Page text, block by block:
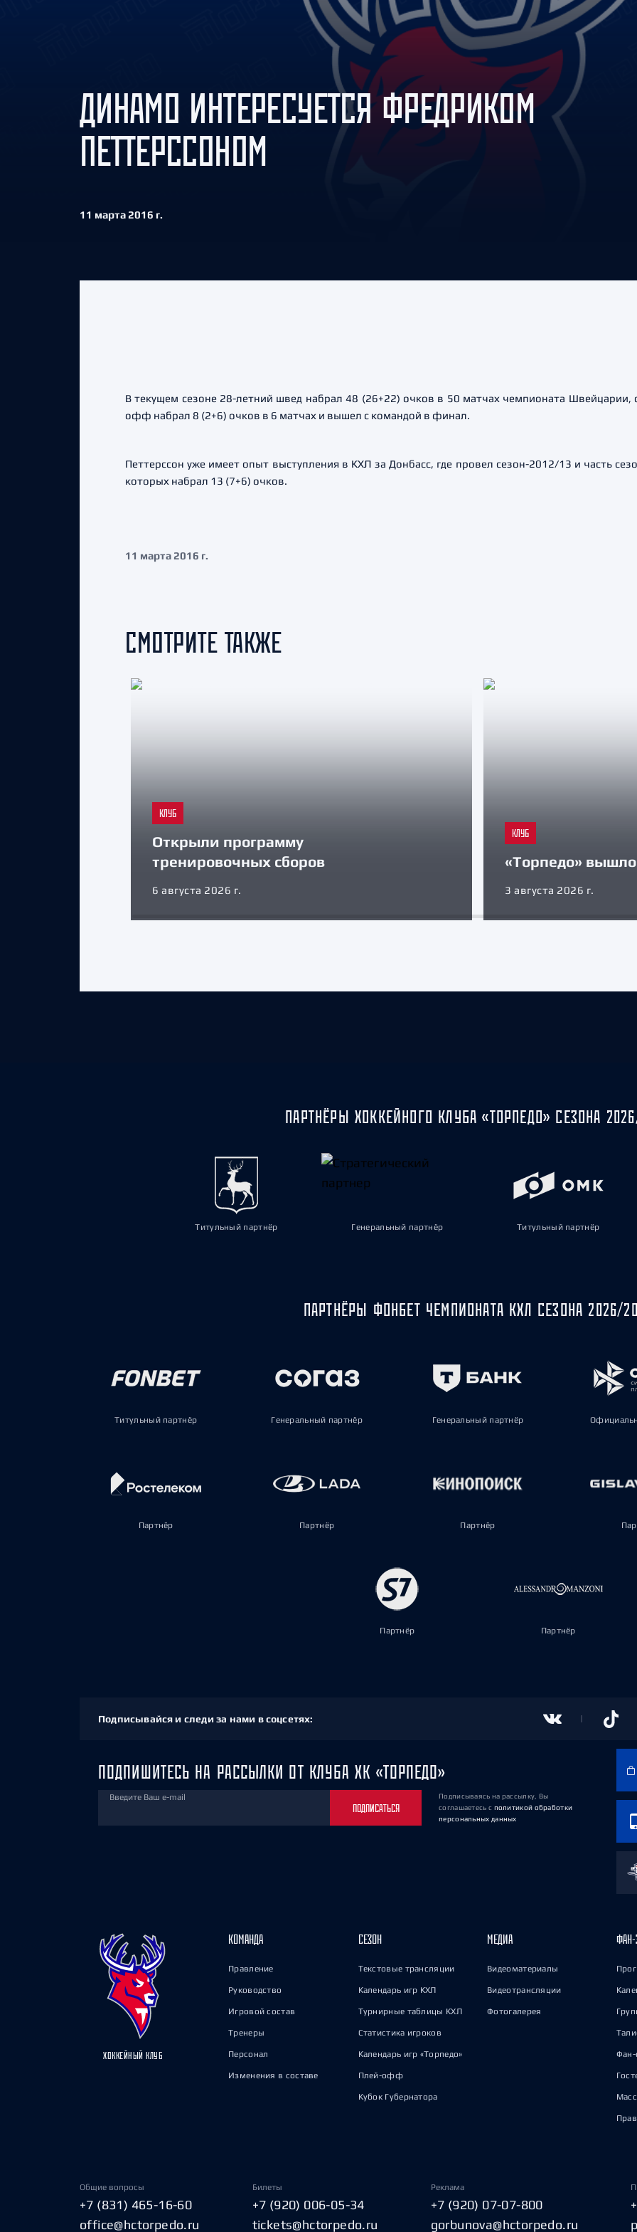
Амур
Барыс
Салават Юлаев
Сибирь
ДИНАМО ИНТЕРЕСУЕТСЯ ФРЕДРИКОМ
ПЕТТЕРССОНОМ
11 марта 2016 г.
В текущем сезоне 28-летний швед набрал 48 (26+22) очков в 50 матчах чемпионата Швейцарии,
офф набрал 8 (2+6) очков в 6 матчах и вышел с командой в финал.
Петтерссон уже имеет опыт выступления в КХЛ за Донбасс, где провел сезон-2012/13 и часть
которых набрал 13 (7+6) очков.
11 марта 2016 г.
СМОТРИТЕ ТАКЖЕ
КЛУБ
Открыли программу
тренировочных сборов
6 августа 2026 г.
КЛУБ
«Торпедо» вышло
3 августа 2026 г.
ПАРТНЁРЫ ХОККЕЙНОГО КЛУБА «ТОРПЕДО» СЕЗОНА
Титульный партнёр Генеральный партнёр Титульный партнёр
ПАРТНЁРЫ ФОНБЕТ ЧЕМПИОНАТА КХЛ СЕЗОНА 2026/
Титульный партнёр Генеральный партнёр Генеральный партнёр
Партнёр Партнёр Партнёр
Партнёр Партнёр
Подписывайся и следи за нами в соцсетях:
ПОДПИШИТЕСЬ НА РАССЫЛКИ ОТ КЛУБА ХК «ТОРПЕДО»
Введите Ваш e-mail
ПОДПИСАТЬСЯ
Подписываясь на рассылку, Вы
соглашаетесь с политикой обработки
персональных данных
ХОККЕЙНЫЙ КЛУБ
КОМАНДА
Правление
Руководство
Игровой состав
Тренеры
Персонал
Изменения в составе
СЕЗОН
Текстовые трансляции
Календарь игр КХЛ
Турнирные таблицы КХЛ
Статистика игроков
Календарь игр «Торпедо»
Плей-офф
Кубок Губернатора
МЕДИА
Видеоматериалы
Видеотрансляции
Фотогалерея
ФАН-
Фан-
Общие вопросы
+7 (831) 465-16-60
office@hctorpedo.ru
Билеты
+7 (920) 006-05-34
tickets@hctorpedo.ru
Реклама
+7 (920) 07-07-800
gorbunova@hctorpedo.ru